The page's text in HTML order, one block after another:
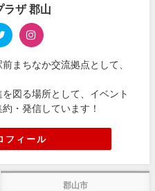
ラザ 郡山
まちなか交流拠点として、
図る場所として、イベント
・発信しています！
フィール
郡山市